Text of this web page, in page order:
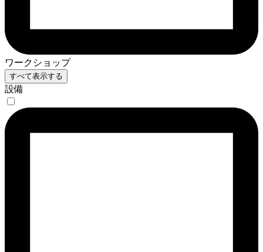
ワークショップ
すべて表示する
設備